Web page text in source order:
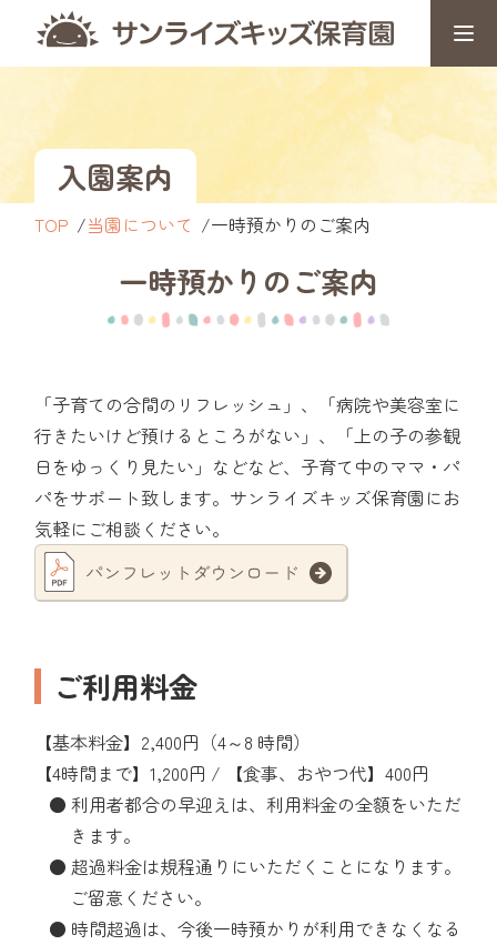
入園案内
TOP 当園について 一時預かりのご案内
一時預かりのご案内
「子育ての合間のリフレッシュ」、「病院や美容室に
行きたいけど預けるところがない」、「上の子の参観
日をゆっくり見たい」などなど、子育て中のママ・パ
パをサポート致します。サンライズキッズ保育園にお
気軽にご相談ください。
ご利用料金
【基本料金】2,400円（4～8 時間）
【4時間まで】1,200円 / 【食事、おやつ代】400円
● 利用者都合の早迎えは、利用料金の全額をいただ
きます。
● 超過料金は規程通りにいただくことになります。
ご留意ください。
● 時間超過は、今後一時預かりが利用できなくなる